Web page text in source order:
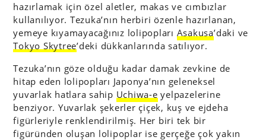
hazırlamak için özel aletler, makas ve cımbızlar
kullanılıyor. Tezuka’nın herbiri özenle hazırlanan,
yemeye kıyamayacağınız lolipopları Asakusa’daki ve
Tokyo Skytree’deki dükkanlarında satılıyor.
Tezuka’nın göze olduğu kadar damak zevkine de
hitap eden lolipopları Japonya’nın geleneksel
yuvarlak hatlara sahip Uchiwa-e yelpazelerine
benziyor. Yuvarlak şekerler çiçek, kuş ve ejdeha
figürleriyle renklendirilmiş. Her biri tek bir
figüründen oluşan lolipoplar ise gerçeğe çok yakın